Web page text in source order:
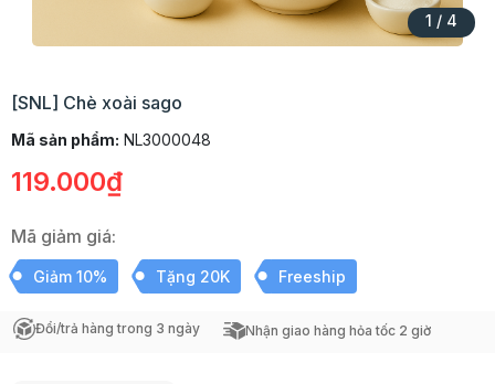
1 / 4
[SNL] Chè xoài sago
Mã sản phẩm: NL3000048
119.000₫
Mã giảm giá:
Giảm 10% Tặng 20K Freeship
Đổi/trả hàng trong 3 ngày Nhận giao hàng hỏa tốc 2 giờ